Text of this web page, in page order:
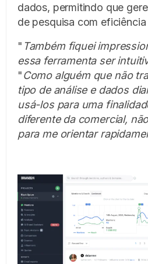
dados, permitindo que
de pesquisa com
" Também fiquei
essa ferramenta ser
"Como alguém que não
tipo de análise e dados
usá-los para uma
diferente da comercial,
para me orientar